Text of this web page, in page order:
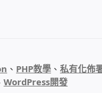
電話總機
測 (雲端總機)
、 PHP教學 、私有化佈
WordPress開發